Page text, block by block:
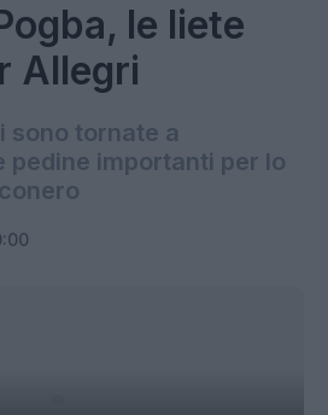
le liete
Allegri
sono tornate a
pedine importanti per lo